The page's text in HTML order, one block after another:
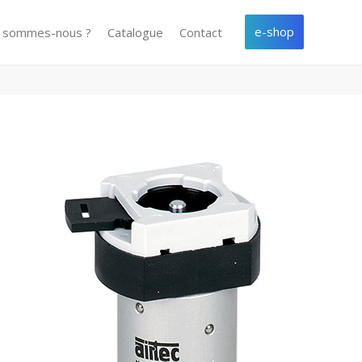
sommes-nous ? Catalogue Contact e-shop